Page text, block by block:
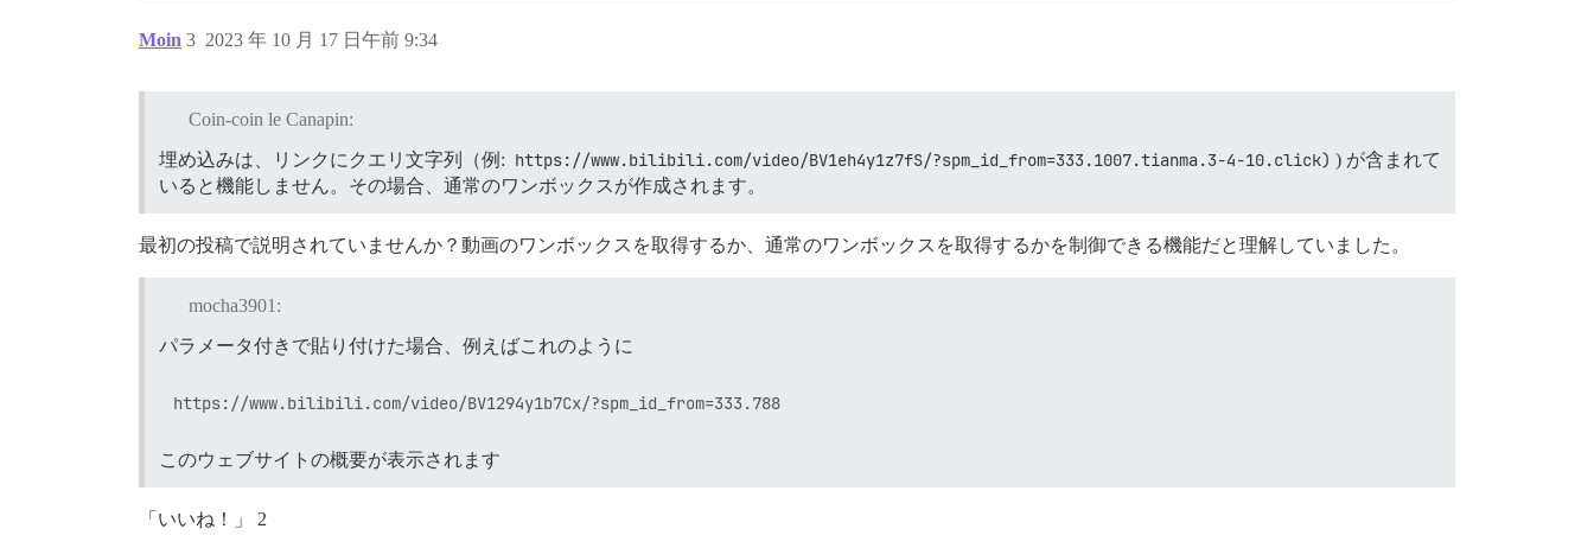
Moin 2023 年 10 月 17 日午前 9:34
3
Coin-coin le Canapin:
埋め込みは、リンクにクエリ文字列（例: https://www.bilibili.com/video/BV1eh4y1z7fS/?spm_id_from=333.1007.tianma.3-4-10.click) ) が含まれて
いると機能しません。その場合、通常のワンボックスが作成されます。
最初の投稿で説明されていませんか？動画のワンボックスを取得するか、通常のワンボックスを取得するかを制御できる機能だと理解していました。
mocha3901:
パラメータ付きで貼り付けた場合、例えばこれのように
このウェブサイトの概要が表示されます
「いいね！」 2